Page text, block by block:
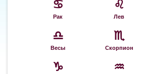
♋
Рак
♌
Лев
♎
Весы
♏
Скорпион
♑ ♒